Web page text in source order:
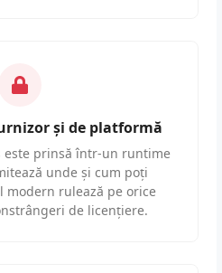
și de platformă
este prinsă într-un runtime
unde și cum poți
modern rulează pe orice
de licențiere.